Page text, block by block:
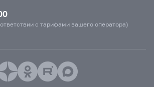
с тарифами вашего оператора)